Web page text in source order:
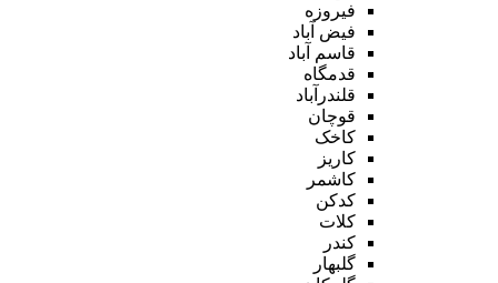
فیروزه
فیض آباد
قاسم آباد
قدمگاه
قلندرآباد
قوچان
کاخک
کاریز
کاشمر
کدکن
کلات
کندر
گلبهار